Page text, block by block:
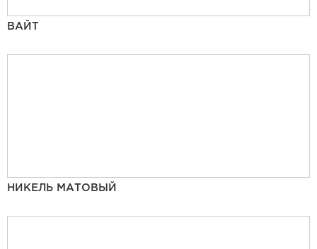
ВАЙТ
НИКЕЛЬ МАТОВЫЙ